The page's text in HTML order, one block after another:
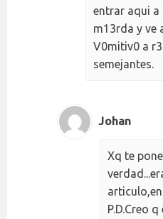
entrar aqui
m13rda y ve
V0mitiv0 a
semejantes.
Johan
Xq te
P.D.Creo